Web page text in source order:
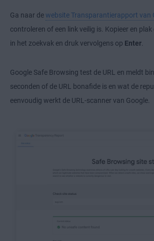
Ga naar dewebsite Transparantierapport van
controleren of een link veilig is. Kopieer en plak
in het zoekvak en druk vervolgens op Enter.
Google Safe Browsing test de URL en meldt
seconden of de URL bonafide is en wat de
eenvoudig werkt de URL-scanner van Google.